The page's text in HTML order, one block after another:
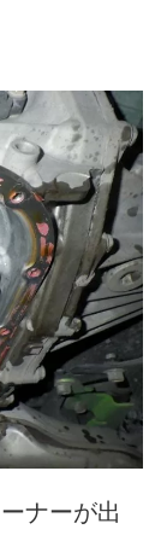
ナーが出